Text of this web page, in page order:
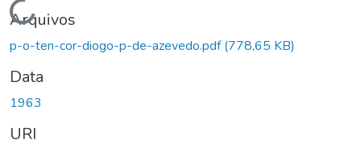
Carregando...
Arquivos
p-o-ten-cor-diogo-p-de-azevedo.pdf(778,65 KB)
Data
1963
URI